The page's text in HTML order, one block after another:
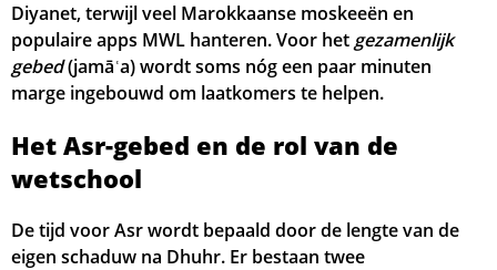
Diyanet, terwijl veel Marokkaanse moskeeën en
populaire apps MWL hanteren. Voor het gezamenlijk
gebed(jamāʿa) wordt soms nóg een paar minuten
marge ingebouwd om laatkomers te helpen.
Het Asr-gebed en de rol van de
wetschool
De tijd voor Asr wordt bepaald door de lengte van de
eigen schaduw na Dhuhr. Er bestaan twee